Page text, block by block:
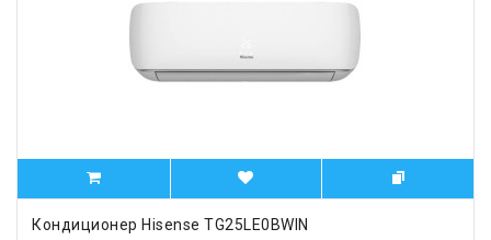
Кондиционер Hisense TG25LE0BWIN